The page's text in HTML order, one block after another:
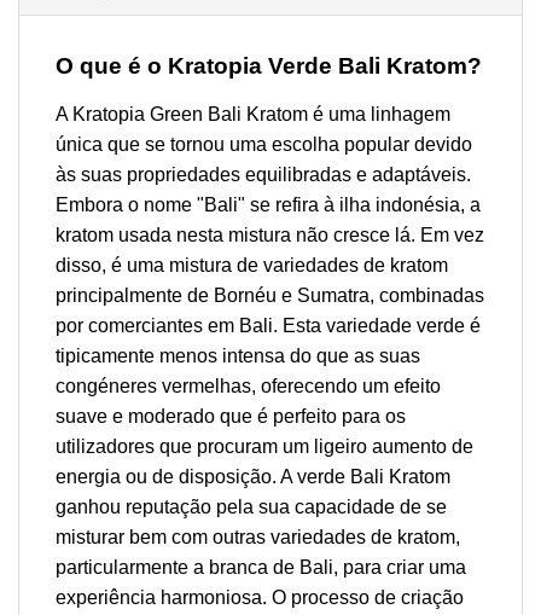
O que é o Kratopia Verde Bali Kratom?
A Kratopia Green Bali Kratom é uma linhagem
única que se tornou uma escolha popular devido
às suas propriedades equilibradas e adaptáveis.
Embora o nome "Bali" se refira à ilha indonésia, a
kratom usada nesta mistura não cresce lá. Em vez
disso, é uma mistura de variedades de kratom
principalmente de Bornéu e Sumatra, combinadas
por comerciantes em Bali. Esta variedade verde é
tipicamente menos intensa do que as suas
congéneres vermelhas, oferecendo um efeito
suave e moderado que é perfeito para os
utilizadores que procuram um ligeiro aumento de
energia ou de disposição. A verde Bali Kratom
ganhou reputação pela sua capacidade de se
misturar bem com outras variedades de kratom,
particularmente a branca de Bali, para criar uma
experiência harmoniosa. O processo de criação